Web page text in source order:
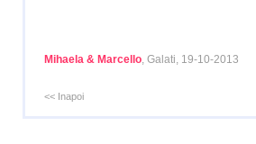
Mihaela & Marcello, Galati, 19-10-2013
<< Inapoi